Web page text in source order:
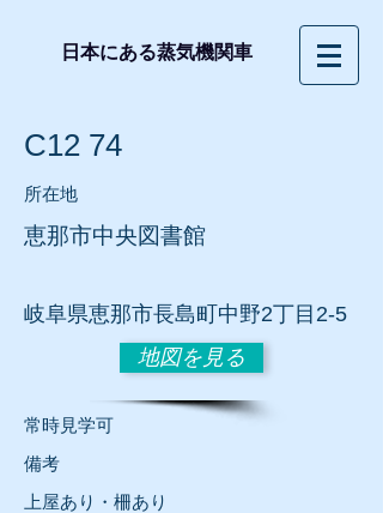
日本にある蒸気機関車
C12 74
所在地
恵那市中央図書館
岐阜県恵那市長島町中野2丁目2-5
地図を見る
常時見学可
​備考
上屋あり・柵あり